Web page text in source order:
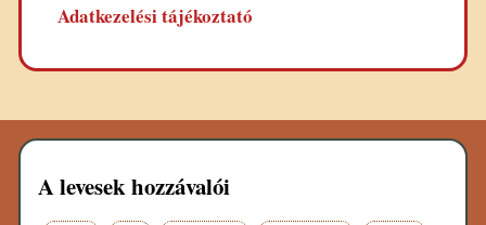
Adatkezelési tájékoztató
A levesek hozzávalói